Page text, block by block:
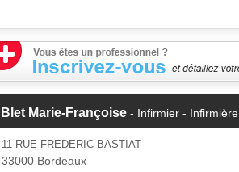
Blet Marie-Françoise - Infirmier - Infirmière
11 RUE FREDERIC BASTIAT
33000 Bordeaux